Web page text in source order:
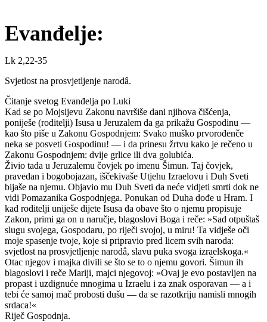
Evanđelje:
Lk 2,22-35
Svjetlost na prosvjetljenje narodâ.
Čitanje svetog Evanđelja po Luki
Kad se po Mojsijevu Zakonu navršiše dani njihova čišćenja,
poniješe (roditelji) Isusa u Jeruzalem da ga prikažu Gospodinu —
kao što piše u Zakonu Gospodnjem: Svako muško prvorođenče
neka se posveti Gospodinu! — i da prinesu žrtvu kako je rečeno u
Zakonu Gospodnjem: dvije grlice ili dva golubića.
Živio tada u Jeruzalemu čovjek po imenu Šimun. Taj čovjek,
pravedan i bogobojazan, iščekivaše Utjehu Izraelovu i Duh Sveti
bijaše na njemu. Objavio mu Duh Sveti da neće vidjeti smrti dok ne
vidi Pomazanika Gospodnjega. Ponukan od Duha dođe u Hram. I
kad roditelji uniješe dijete Isusa da obave što o njemu propisuje
Zakon, primi ga on u naručje, blagoslovi Boga i reče: »Sad otpuštaš
slugu svojega, Gospodaru, po riječi svojoj, u miru! Ta vidješe oči
moje spasenje tvoje, koje si pripravio pred licem svih naroda:
svjetlost na prosvjetljenje narodâ, slavu puka svoga izraelskoga.«
Otac njegov i majka divili se što se to o njemu govori. Šimun ih
blagoslovi i reče Mariji, majci njegovoj: »Ovaj je evo postavljen na
propast i uzdignuće mnogima u Izraelu i za znak osporavan — a i
tebi će samoj mač probosti dušu — da se razotkriju namisli mnogih
srdaca!«
Riječ Gospodnja.